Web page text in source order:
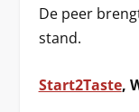
De peer
stand.
Start2Taste,